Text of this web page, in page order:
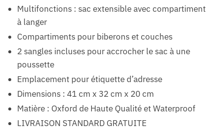
Multifonctions : sac extensible avec compartiment
à langer
Compartiments pour biberons et couches
2 sangles incluses pour accrocher le sac à une
poussette
Emplacement pour étiquette d’adresse
Dimensions : 41 cm x 32 cm x 20 cm
Matière : Oxford de Haute Qualité et Waterproof
LIVRAISON STANDARD GRATUITE